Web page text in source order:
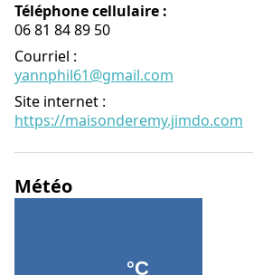
Téléphone cellulaire :
06 81 84 89 50
Courriel :
yannphil61@gmail.com
Site internet :
https://maisonderemy.jimdo.com
Météo